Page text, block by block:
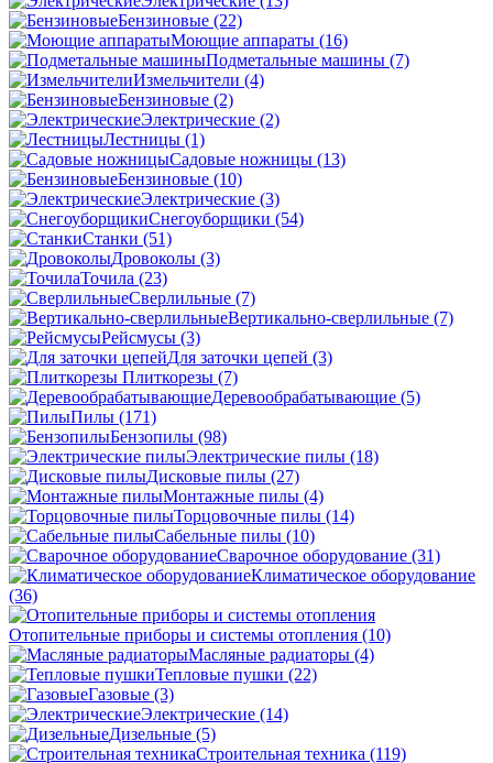
Бензиновые (22)
Моющие аппараты (16)
Подметальные машины (7)
Измельчители (4)
Бензиновые (2)
Электрические (2)
Лестницы (1)
Садовые ножницы (13)
Бензиновые (10)
Электрические (3)
Снегоуборщики (54)
Станки (51)
Дровоколы (3)
Точила (23)
Сверлильные (7)
Вертикально-сверлильные (7)
Рейсмусы (3)
Для заточки цепей (3)
Плиткорезы (7)
Деревообрабатывающие (5)
Пилы (171)
Бензопилы (98)
Электрические пилы (18)
Дисковые пилы (27)
Монтажные пилы (4)
Торцовочные пилы (14)
Сабельные пилы (10)
Сварочное оборудование (31)
Климатическое оборудование
(36)
Отопительные приборы и системы отопления (10)
Масляные радиаторы (4)
Тепловые пушки (22)
Газовые (3)
Электрические (14)
Дизельные (5)
Строительная техника (119)